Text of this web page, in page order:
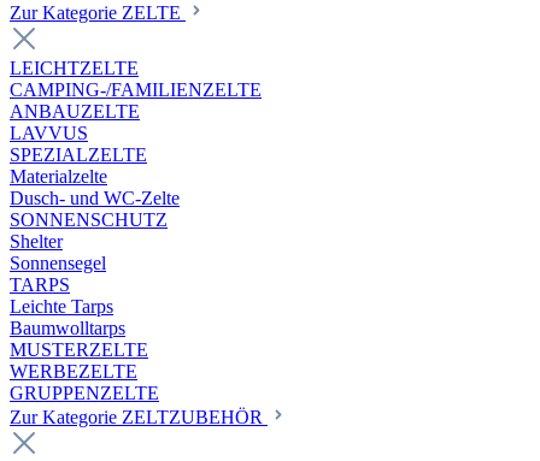
Zur Kategorie ZELTE
LEICHTZELTE
CAMPING-/FAMILIENZELTE
ANBAUZELTE
LAVVUS
SPEZIALZELTE
Materialzelte
Dusch- und WC-Zelte
SONNENSCHUTZ
Shelter
Sonnensegel
TARPS
Leichte Tarps
Baumwolltarps
MUSTERZELTE
WERBEZELTE
GRUPPENZELTE
Zur Kategorie ZELTZUBEHÖR